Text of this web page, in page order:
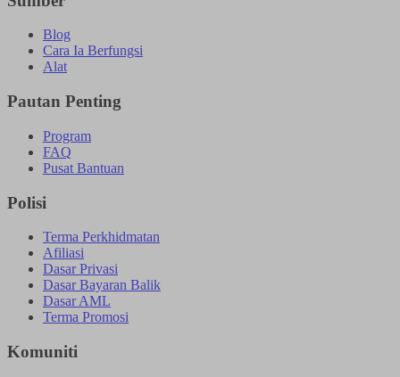
Blog
Cara Ia Berfungsi
Alat
Pautan Penting
Program
FAQ
Pusat Bantuan
Polisi
Terma Perkhidmatan
Afiliasi
Dasar Privasi
Dasar Bayaran Balik
Dasar AML
Terma Promosi
Komuniti